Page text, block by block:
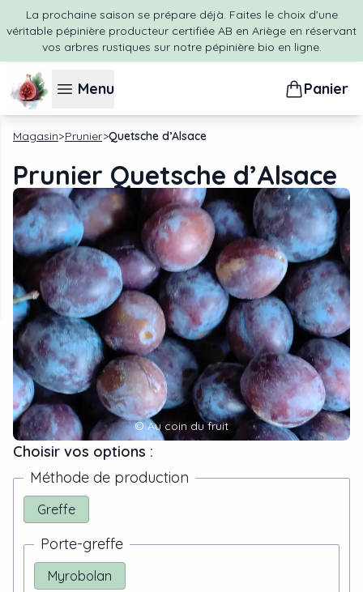
La prochaine saison se prépare déjà. Faites le choix d'une
véritable pépinière producteur certifiée AB en Ariège en réservant
vos arbres rustiques sur notre pépinière bio en ligne.
Menu Panier
Magasin Prunier Quetsche d’Alsace
Prunier Quetsche d’Alsace
©Au coin du fruit
Choisir vos options :
Méthode de production
Greffe
Porte-greffe
Myrobolan